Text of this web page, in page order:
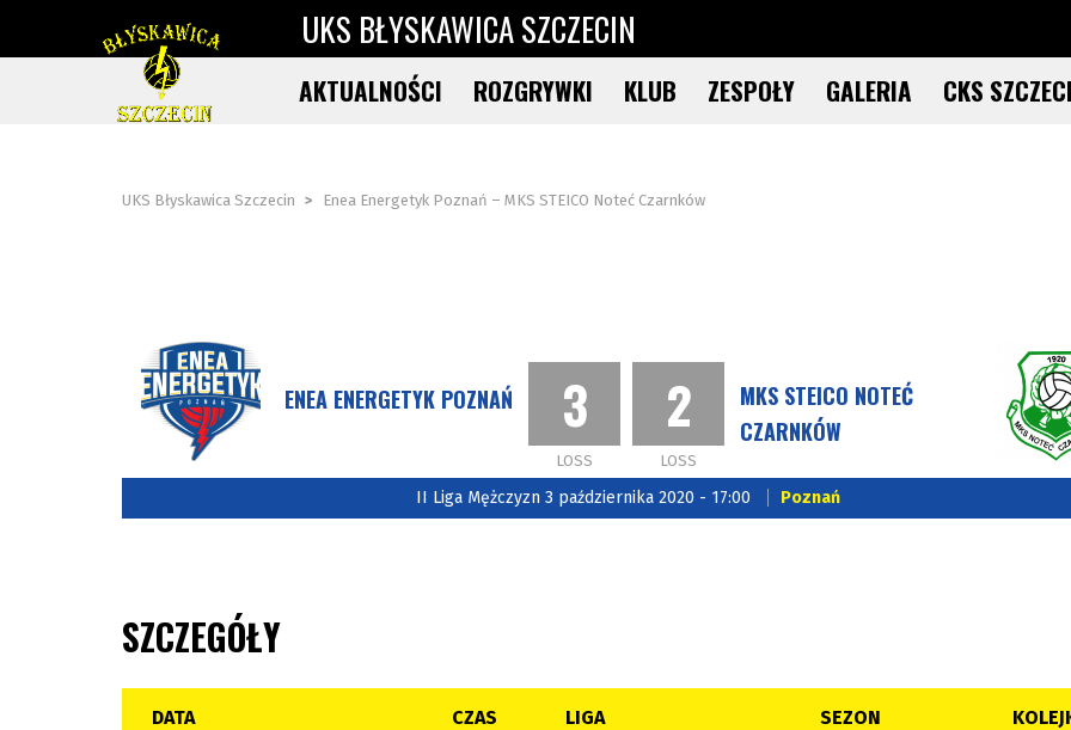
UKS BŁYSKAWICA SZCZECIN
AKTUALNOŚCI ROZGRYWKI KLUB ZESPOŁY GALERIA CKS
UKS Błyskawica Szczecin > Enea Energetyk Poznań – MKS STEICO Noteć Czarnków
ENEA ENERGETYK POZNAŃ 3
LOSS
2
LOSS
MKS STEICO NOTEĆ
CZARNKÓW
II Liga Mężczyzn 3 października 2020 - 17:00 Poznań
SZCZEGÓŁY
DATA CZAS LIGA SEZON